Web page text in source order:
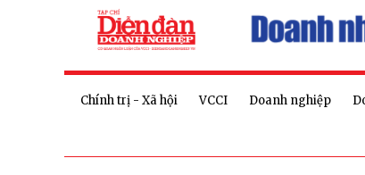
Chính trị - Xã hội VCCI Doanh nghiệp